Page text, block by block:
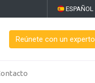
ESPAÑOL
Reúnete con un experto